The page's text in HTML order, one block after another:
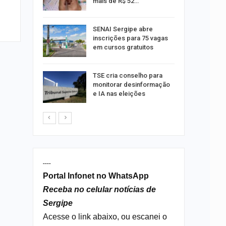
SENAI Sergipe abre
inscrições para 75 vagas
em cursos gratuitos
TSE cria conselho para
monitorar desinformação
e IA nas eleições
----
Portal Infonet no WhatsApp
Receba no celular notícias de
Sergipe
Acesse o link abaixo, ou escanei o